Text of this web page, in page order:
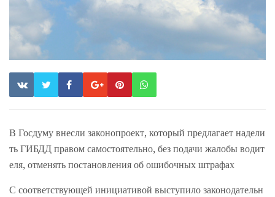
В Госдуму внесли законопроект, который предлагает надели
ть ГИБДД правом самостоятельно, без подачи жалобы водит
еля, отменять постановления об ошибочных штрафах
С соответствующей инициативой выступило законодательн